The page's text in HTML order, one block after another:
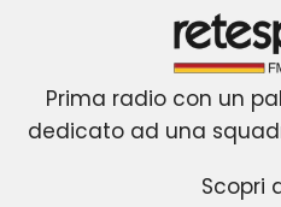
Prima radio con un
dedicato ad una
anni di gestazione.
sul mercato diScopri